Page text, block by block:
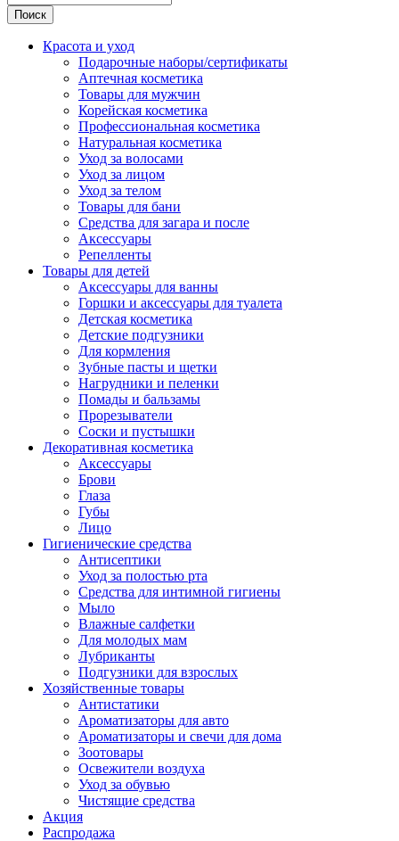
Поиск
Красота и уход
Подарочные наборы/сертификаты
Аптечная косметика
Товары для мужчин
Корейская косметика
Профессиональная косметика
Натуральная косметика
Уход за волосами
Уход за лицом
Уход за телом
Товары для бани
Средства для загара и после
Аксессуары
Репелленты
Товары для детей
Аксессуары для ванны
Горшки и аксессуары для туалета
Детская косметика
Детские подгузники
Для кормления
Зубные пасты и щетки
Нагрудники и пеленки
Помады и бальзамы
Прорезыватели
Соски и пустышки
Декоративная косметика
Аксессуары
Брови
Глаза
Губы
Лицо
Гигиенические средства
Антисептики
Уход за полостью рта
Средства для интимной гигиены
Мыло
Влажные салфетки
Для молодых мам
Лубриканты
Подгузники для взрослых
Хозяйственные товары
Антистатики
Ароматизаторы для авто
Ароматизаторы и свечи для дома
Зоотовары
Освежители воздуха
Уход за обувью
Чистящие средства
Акция
Распродажа